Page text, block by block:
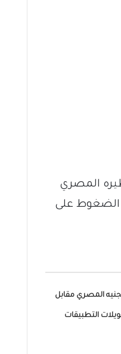
المصري
يعكس استمرار الضغوط على
المصري مقابل
التطبيقات